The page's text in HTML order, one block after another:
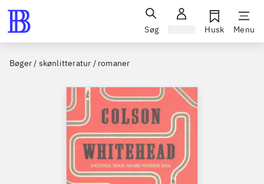
Søg Husk Menu
Bøger / skønlitteratur / romaner